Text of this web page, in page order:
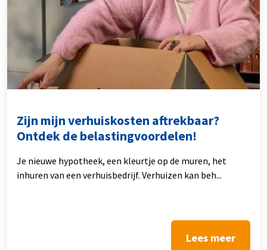
Zijn mijn verhuiskosten aftrekbaar?
Ontdek de belastingvoordelen!
Je nieuwe hypotheek, een kleurtje op de muren, het
inhuren van een verhuisbedrijf. Verhuizen kan beh...
Lees meer